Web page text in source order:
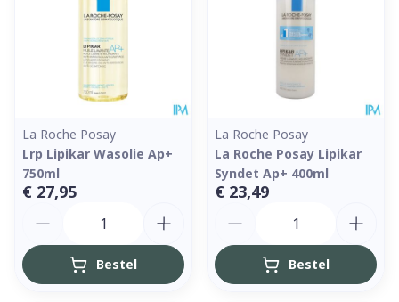
La Roche Posay
Lrp Lipikar Wasolie Ap+
750ml
€ 27,95
Bestel
La Roche Posay
La Roche Posay Lipikar
Syndet Ap+ 400ml
€ 23,49
Bestel